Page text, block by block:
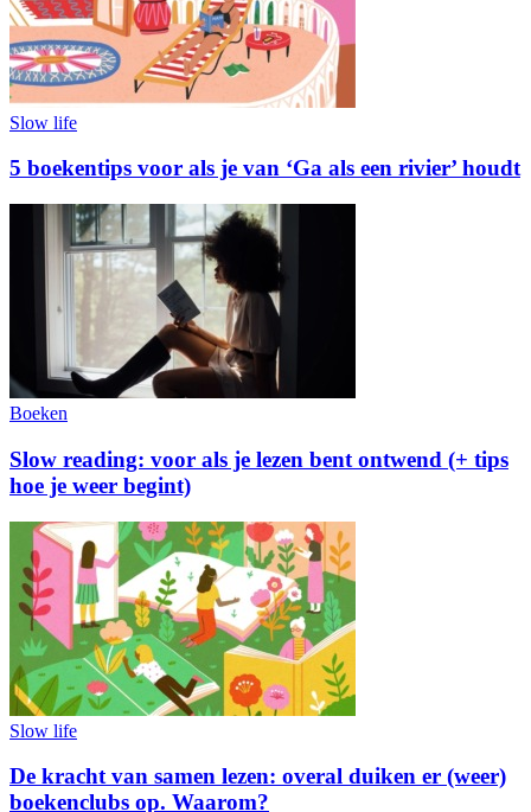
Slow life
5 boekentips voor als je van ‘Ga als een rivier’ houdt
Boeken
Slow reading: voor als je lezen bent ontwend (+ tips
hoe je weer begint)
Slow life
De kracht van samen lezen: overal duiken er (weer)
boekenclubs op. Waarom?